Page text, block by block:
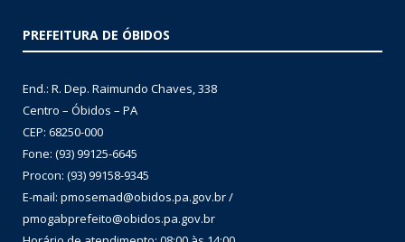
PREFEITURA DE ÓBIDOS
End.: R. Dep. Raimundo Chaves, 338
Centro – Óbidos – PA
CEP: 68250-000
Fone: (93) 99125-6645
Procon: (93) 99158-9345
E-mail: pmosemad@obidos.pa.gov.br /
pmogabprefeito@obidos.pa.gov.br